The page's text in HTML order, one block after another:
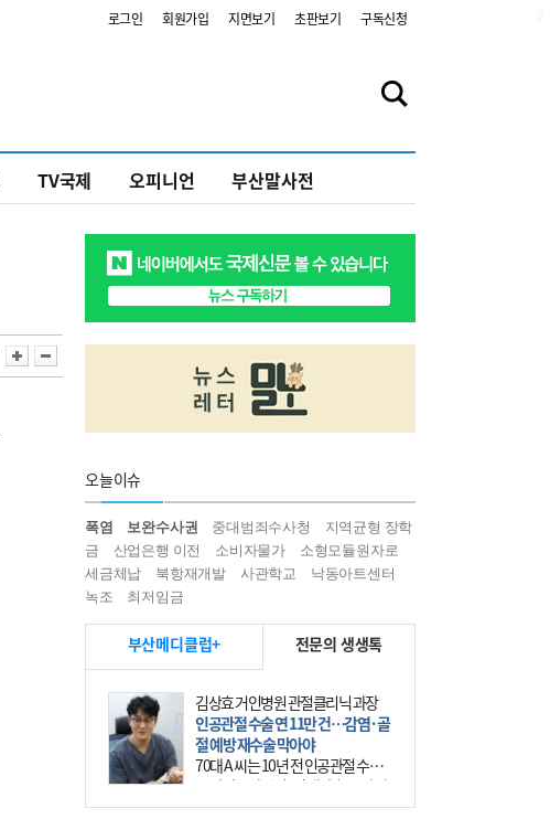
로그인 회원가입 지면보기 초판보기 구독신청
TV국제 오피니언 부산말사전
오늘이슈
폭염 보완수사권 중대범죄수사청
지역균형 장학
금
산업은행 이전 소비자물가
소형모듈원자로
세금체납
북항재개발 사관학교
낙동아트센터
녹조
최저임금
부산메디클럽+ 전문의 생생톡
김상효 거인병원 관절클리닉 과장
인공관절 수술 연 11만 건…감염·골
절 예방 재수술 막아야
70대 A 씨는 10년 전 인공관절 수술
을 받았으나, 수술 전 내반슬(오다리)
상태였던 무릎이 수술 후 외반슬(엑